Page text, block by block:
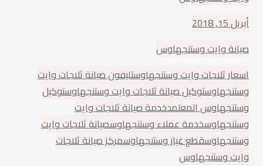
أبريل 15, 2018
صيانة وايت وستنجهاوس
اسعار ثلاجات وايت وستنجهاوستليفون صيانة ثلاجات وايت
وستنجهاوستوكيل صيانة ثلاجات وايت وستنجهاوستوكيل
وستنجهاوس المعتمدخدمة صيانة ثلاجات وايت
وستنجهاوسخدمة عملاء وستنجهاوسصيانة ثلاجات وايت
وستنجهاوسقطع غيار وستنجهاوسمركز صيانة ثلاجات
وايت وستنجهاوس